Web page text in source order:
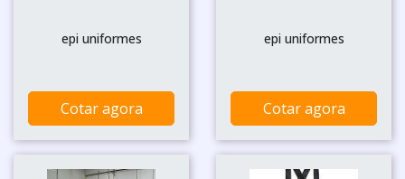
epi uniformes
Cotar agora
epi uniformes
Cotar agora